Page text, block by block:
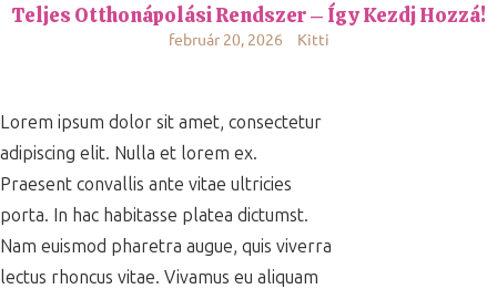
Teljes Otthonápolási Rendszer – Így Kezdj Hozzá!
február 20, 2026 Kitti
Lorem ipsum dolor sit amet, consectetur
adipiscing elit. Nulla et lorem ex.
Praesent convallis ante vitae ultricies
porta. In hac habitasse platea dictumst.
Nam euismod pharetra augue, quis viverra
lectus rhoncus vitae. Vivamus eu aliquam